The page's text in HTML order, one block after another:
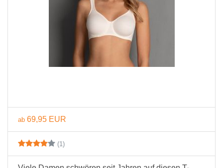
ab 69,95 EUR
(1)